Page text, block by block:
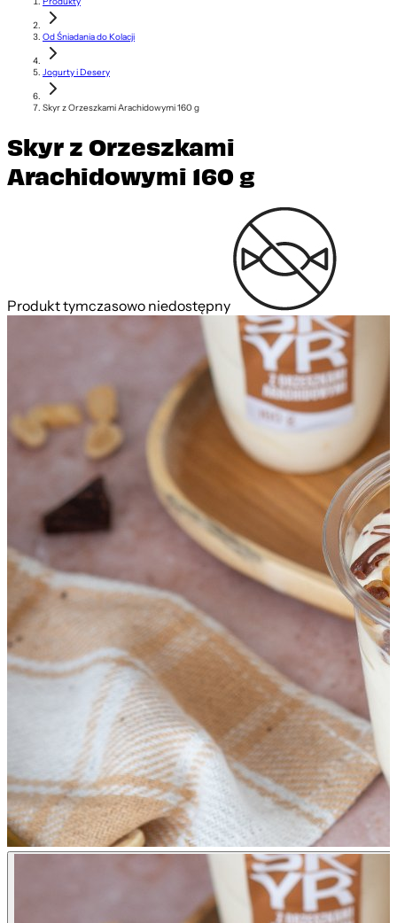
Od Śniadania do Kolacji
Jogurty i Desery
Skyr z Orzeszkami Arachidowymi 160 g
Skyr z Orzeszkami
Arachidowymi 160 g
Produkt tymczasowo niedostępny